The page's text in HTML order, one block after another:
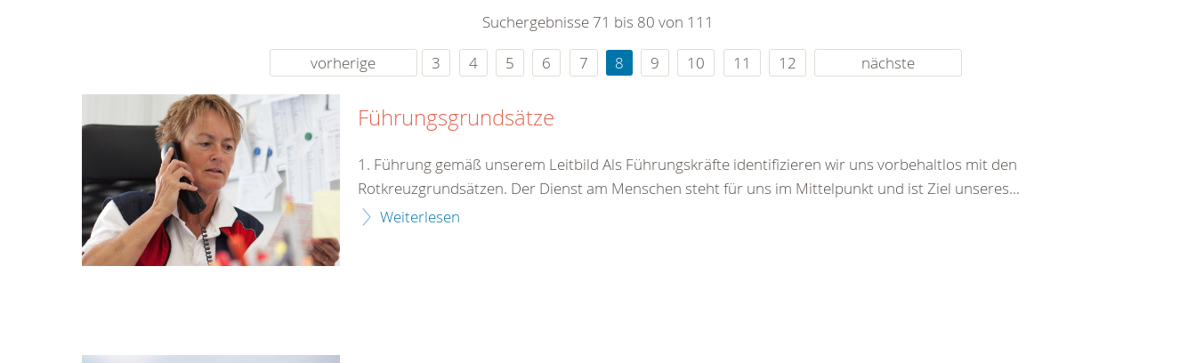
rund um die Uhr
Suchergebnisse 71 bis 80 von 111
vorherige
3 4 5 6 7 8 9 10 11 12 nächste
Führungsgrundsätze
1. Führung gemäß unserem Leitbild Als Führungskräfte identifizieren wir uns vorbehaltlos mit den
Rotkreuzgrundsätzen. Der Dienst am Menschen steht für uns im Mittelpunkt und ist Ziel unseres...
Weiterlesen